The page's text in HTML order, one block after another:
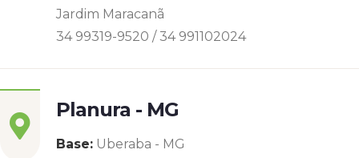
Jardim Maracanã
34 99319-9520 / 34 991102024
Planura - MG
Base: Uberaba - MG